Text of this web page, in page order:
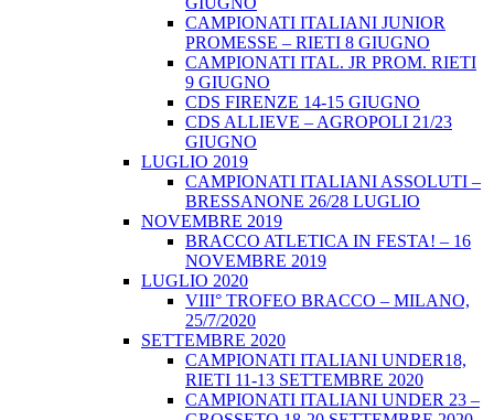
CAMPIONATI ITALIANI JUNIOR
PROMESSE – RIETI 8 GIUGNO
CAMPIONATI ITAL. JR PROM. RIETI
9 GIUGNO
CDS FIRENZE 14-15 GIUGNO
CDS ALLIEVE – AGROPOLI 21/23
GIUGNO
LUGLIO 2019
CAMPIONATI ITALIANI ASSOLUTI –
BRESSANONE 26/28 LUGLIO
NOVEMBRE 2019
BRACCO ATLETICA IN FESTA! – 16
NOVEMBRE 2019
LUGLIO 2020
VIII° TROFEO BRACCO – MILANO,
25/7/2020
SETTEMBRE 2020
CAMPIONATI ITALIANI UNDER18,
RIETI 11-13 SETTEMBRE 2020
CAMPIONATI ITALIANI UNDER 23 –